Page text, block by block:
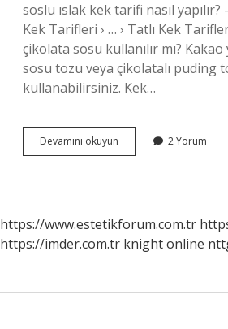
soslu ıslak kek tarifi nasıl yapılır?
Kek Tarifleri › … › Tatlı Kek
çikolata sosu kullanılır mı?
sosu tozu veya çikolatalı puding
kullanabilirsiniz. Kek…
Devamını okuyun
Üzerine
2 Yorum
https://www.estetikforum.com.tr
https://imder.com.tr knight online